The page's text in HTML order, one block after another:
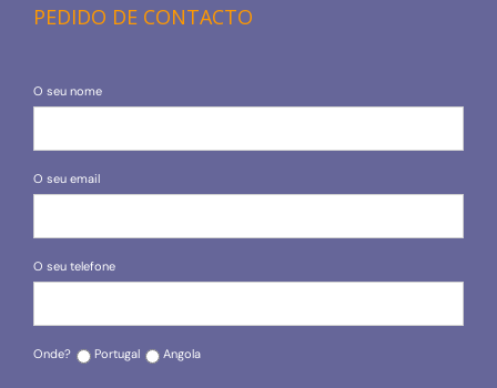
PEDIDO DE CONTACTO
O seu nome
O seu email
O seu telefone
Onde? Portugal Angola